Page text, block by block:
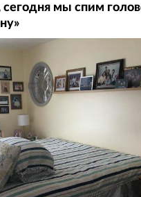
мы спим